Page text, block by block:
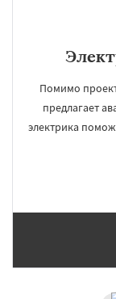
Помимо
предлагает
электрика